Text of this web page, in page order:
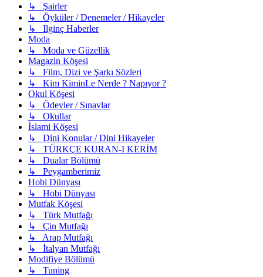
↳ Şairler
↳ Öyküler / Denemeler / Hikayeler
↳ Ilginç Haberler
Moda
↳ Moda ve Güzellik
Magazin Köşesi
↳ Film, Dizi ve Şarkı Sözleri
↳ Kim KiminLe Nerde ? Napıyor ?
Okul Köşesi
↳ Ödevler / Sınavlar
↳ Okullar
İslami Köşesi
↳ Dini Konular / Dini Hikayeler
↳ TÜRKÇE KURAN-I KERİM
↳ Dualar Bölümü
↳ Peygamberimiz
Hobi Dünyası
↳ Hobi Dünyası
Mutfak Köşesi
↳ Türk Mutfağı
↳ Çin Mutfağı
↳ Arap Mutfağı
↳ İtalyan Mutfağı
Modifiye Bölümü
↳ Tuning